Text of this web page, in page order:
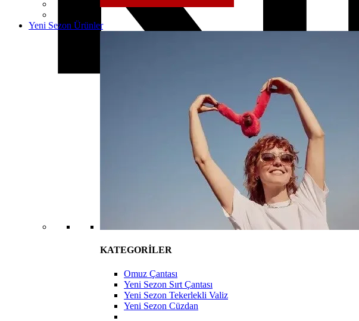
Yeni Sezon Ürünler
KATEGORİLER
Omuz Çantası
Yeni Sezon Sırt Çantası
Yeni Sezon Tekerlekli Valiz
Yeni Sezon Cüzdan